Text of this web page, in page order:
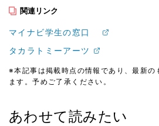
関連リンク
マイナビ学生の窓口
タカラトミーアーツ
※本記事は掲載時点の情報であり、最新の
ます。予めご了承ください。
あわせて読みたい